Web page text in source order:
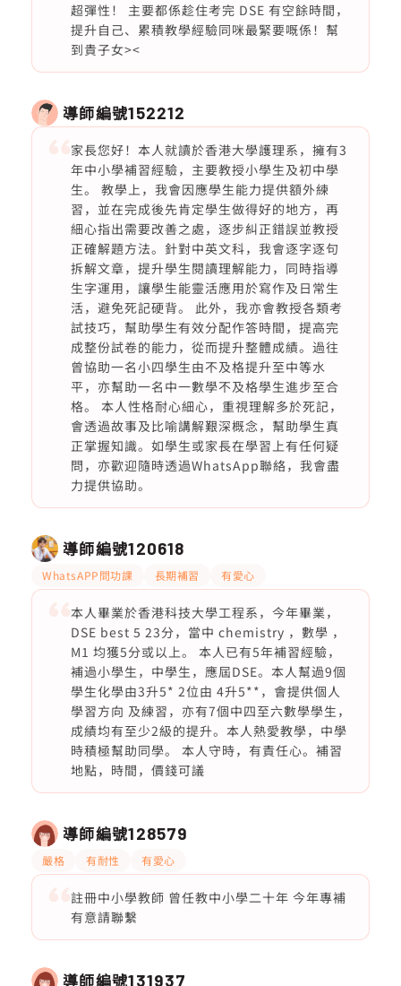
超彈性！ 主要都係趁住考完 DSE 有空餘時間，
提升自己、累積教學經驗同咪最緊要嘅係！幫
到貴子女><
導師編號152212
家長您好！本人就讀於香港大學護理系，擁有3
年中小學補習經驗，主要教授小學生及初中學
生。 教學上，我會因應學生能力提供額外練
習，並在完成後先肯定學生做得好的地方，再
細心指出需要改善之處，逐步糾正錯誤並教授
正確解題方法。針對中英文科，我會逐字逐句
拆解文章，提升學生閱讀理解能力，同時指導
生字運用，讓學生能靈活應用於寫作及日常生
活，避免死記硬背。 此外，我亦會教授各類考
試技巧，幫助學生有效分配作答時間，提高完
成整份試卷的能力，從而提升整體成績。過往
曾協助一名小四學生由不及格提升至中等水
平，亦幫助一名中一數學不及格學生進步至合
格。 本人性格耐心細心，重視理解多於死記，
會透過故事及比喻講解艱深概念，幫助學生真
正掌握知識。如學生或家長在學習上有任何疑
問，亦歡迎隨時透過WhatsApp聯絡，我會盡
力提供協助。
導師編號120618
WhatsAPP問功課 長期補習 有愛心
本人畢業於香港科技大學工程系，今年畢業，
DSE best 5 23分，當中 chemistry ，數學 ，
M1 均獲5分或以上。 本人已有5年補習經驗，
補過小學生，中學生，應屆DSE。本人幫過9個
學生化學由3升5* 2位由 4升5**，會提供個人
學習方向 及練習，亦有7個中四至六數學學生，
成績均有至少2級的提升。本人熱愛教學，中學
時積極幫助同學。 本人守時，有責任心。補習
地點，時間，價錢可議
導師編號128579
嚴格 有耐性 有愛心
註冊中小學教師 曾任教中小學二十年 今年專補
有意請聯繫
導師編號131937